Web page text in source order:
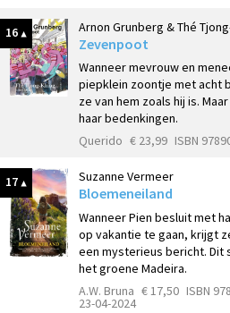
16 Arnon Grunberg & Thé
Zevenpoot
Wanneer mevrouw en
piepklein zoontje met acht
ze van hem zoals hij is.
haar bedenkingen.
Querido € 23,99 ISBN
17 Suzanne Vermeer
Bloemeneiland
Wanneer Pien besluit met
op vakantie te gaan, krijgt
een mysterieus bericht. Dit
het groene Madeira.
A.W. Bruna € 17,50 ISBN
23-04-2024